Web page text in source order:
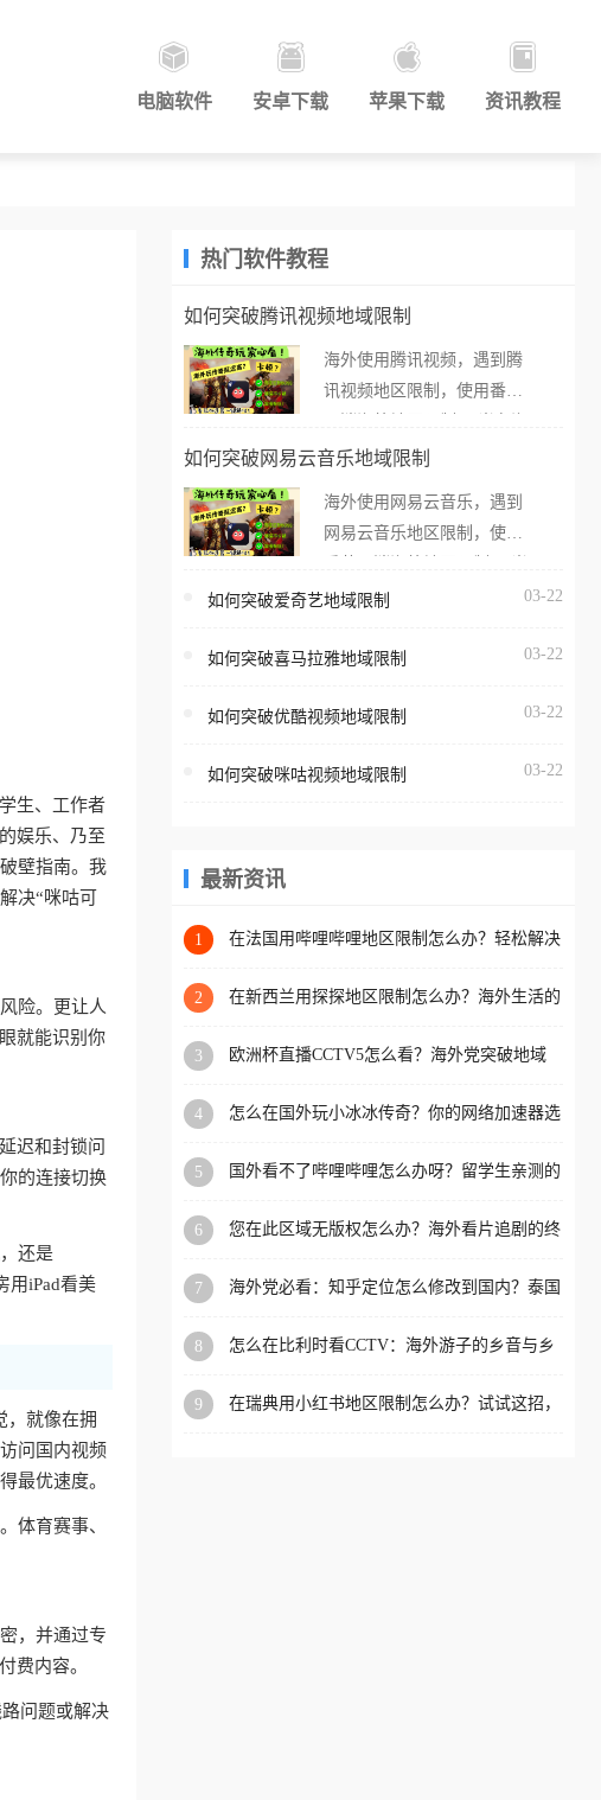
电脑软件 安卓下载 苹果下载 资讯教程
生、工作者
娱乐、乃至
壁指南。我
决“咪咕可
险。更让人
就能识别你
迟和封锁问
的连接切换
还是
用iPad看美
，就像在拥
问国内视频
最优速度。
体育赛事、
，并通过专
费内容。
问题或解决
热门软件教程
如何突破腾讯视频地域限制
海外使用腾讯视频，遇到腾
讯视频地区限制，使用番茄
外打开腾讯视频，却突然弹
地区无法播放”的提示语。
海外用户如香港、澳门、台
亚、欧洲等国家和地区时，
台一样，出现地区及版权限
地区播放。 遇到这个问题的
区工作、留学、定居等，都
权限制所困扰。
如何突破网易云音乐地域限制
海外使用网易云音乐，遇到
网易云音乐地区限制，使用
在海外打开网易云音乐，却
所在的地区无法播放”的提示
门、台湾、美国、加拿大、
区时，网易云音乐也会像其
回国加速器，即可解决「海
版权限制」的问题，无论人
国、加拿大、澳大利亚、欧
学、定居等，都可以使用，
扰。
如何突破爱奇艺地域限制 03-22
如何突破喜马拉雅地域限制 03-22
如何突破优酷视频地域限制 03-22
如何突破咪咕视频地域限制 03-22
最新资讯
1
在法国用哔哩哔哩地区限制怎么办？轻松解决
2
在新西兰用探探地区限制怎么办？海外生活的
3
欧洲杯直播CCTV5怎么看？海外党突破地域
4
怎么在国外玩小冰冰传奇？你的网络加速器选
5
国外看不了哔哩哔哩怎么办呀？留学生亲测的
6
您在此区域无版权怎么办？海外看片追剧的终
7
海外党必看：知乎定位怎么修改到国内？泰国
8
怎么在比利时看CCTV：海外游子的乡音与乡
9
在瑞典用小红书地区限制怎么办？试试这招，